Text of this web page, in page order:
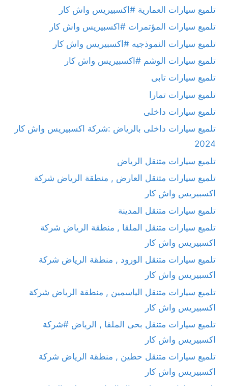
تلميع سيارات العمارية #اكسبيريس واش كار
تلميع سيارات المؤتمرات #اكسبيريس واش كار
تلميع سيارات النموذجيه #اكسبيريس واش كار
تلميع سيارات الوشم #اكسبيريس واش كار
تلميع سيارات تابى
تلميع سيارات تمارا
تلميع سيارات داخلى
تلميع سيارات داخلى بالرياض :شركة اكسبيريس واش كار
2024
تلميع سيارات متنقل الرياض
تلميع سيارات متنقل العارض , منطقة الرياض شركة
اكسبيريس واش كار
تلميع سيارات متنقل المدينة
تلميع سيارات متنقل الملقا , منطقة الرياض شركة
اكسبيريس واش كار
تلميع سيارات متنقل الورود , منطقة الرياض شركة
اكسبيريس واش كار
تلميع سيارات متنقل الياسمين , منطقة الرياض شركة
اكسبيريس واش كار
تلميع سيارات متنقل بحى الملقا , الرياض #شركة
اكسبيريس واش كار
تلميع سيارات متنقل حطين , منطقة الرياض شركة
اكسبيريس واش كار